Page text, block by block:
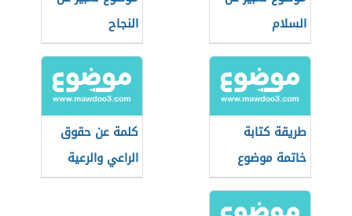
السلام
النجاح
طريقة كتابة
خاتمة موضوع
التعبير
كلمة عن حقوق
الراعي والرعية